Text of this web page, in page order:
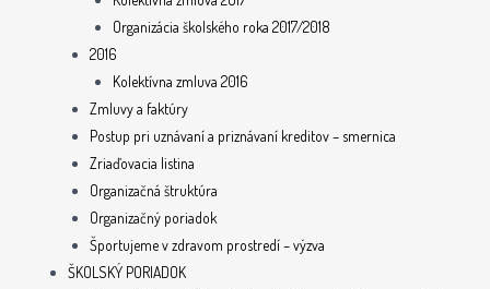
Organizácia školského roka 2017/2018
2016
Kolektívna zmluva 2016
Zmluvy a faktúry
Postup pri uznávaní a priznávaní kreditov – smernica
Zriaďovacia listina
Organizačná štruktúra
Organizačný poriadok
Športujeme v zdravom prostredí – výzva
ŠKOLSKÝ PORIADOK